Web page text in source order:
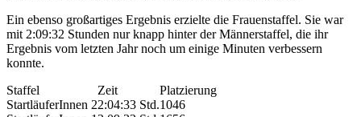
Ein ebenso großartiges Ergebnis erzielte die Frauenstaffel. Sie war
mit 2:09:32 Stunden nur knapp hinter der Männerstaffel, die ihr
Ergebnis vom letzten Jahr noch um einige Minuten verbessern
konnte.
Staffel
Zeit
Platzierung
StartläuferInnen 22:04:33 Std.1046